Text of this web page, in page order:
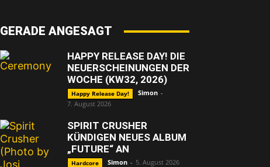
GERADE ANGESAGT
HAPPY RELEASE DAY! DIE
NEUERSCHEINUNGEN DER
WOCHE (KW32, 2026)
Happy Release Day! Simon -
7. August 2026
SPIRIT CRUSHER
KÜNDIGEN NEUES ALBUM
„FUTURE“ AN
Hardcore Simon - 5. August 2026